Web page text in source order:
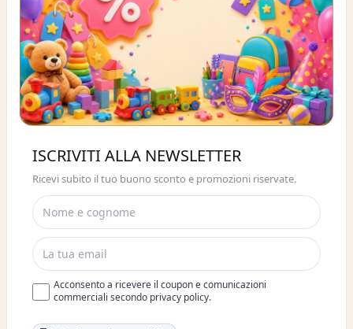
ISCRIVITI E OTTIENI SUBITO UNO
SCONTO DEL 10%
ISCRIVITI ALLA NEWSLETTER
Ricevi subito il tuo buono sconto e promozioni riservate.
Acconsento a ricevere il coupon e comunicazioni
commerciali secondo privacy policy.